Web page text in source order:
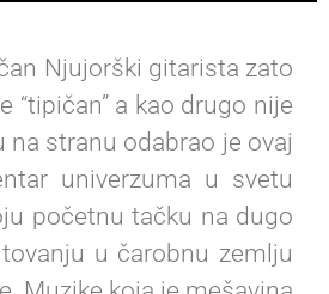
Njujorški gitarista zato
“tipičan” a kao drugo nije
na stranu odabrao je ovaj
univerzuma u svetu
početnu tačku na dugo
u čarobnu zemlju